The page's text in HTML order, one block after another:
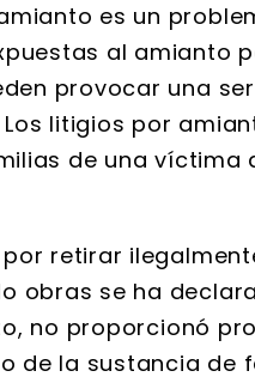
es un
al amianto
provocar una
litigios por
de una víctima
retirar
obras se ha
no proporcionó
de la sustancia de